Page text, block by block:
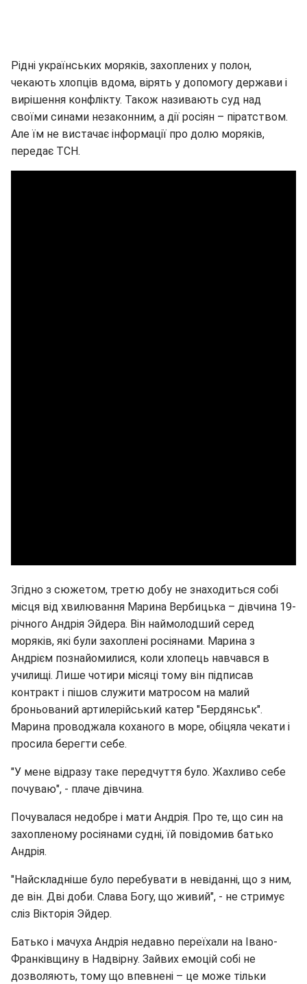
Рідні українських моряків, захоплених у полон,
чекають хлопців вдома, вірять у допомогу держави і
вирішення конфлікту. Також називають суд над
своїми синами незаконним, а дії росіян – піратством.
Але їм не вистачає інформації про долю моряків,
передає ТСН.
Згідно з сюжетом, третю добу не знаходиться собі
місця від хвилювання Марина Вербицька – дівчина 19-
річного Андрія Эйдера. Він наймолодший серед
моряків, які були захоплені росіянами. Марина з
Андрієм познайомилися, коли хлопець навчався в
училищі. Лише чотири місяці тому він підписав
контракт і пішов служити матросом на малий
броньований артилерійський катер "Бердянськ".
Марина проводжала коханого в море, обіцяла чекати і
просила берегти себе.
"У мене відразу таке передчуття було. Жахливо себе
почуваю", - плаче дівчина.
Почувалася недобре і мати Андрія. Про те, що син на
захопленому росіянами судні, їй повідомив батько
Андрія.
"Найскладніше було перебувати в невіданні, що з ним,
де він. Дві доби. Слава Богу, що живий", - не стримує
сліз Вікторія Эйдер.
Батько і мачуха Андрія недавно переїхали на Івано-
Франківщину в Надвірну. Зайвих емоцій собі не
дозволяють, тому що впевнені – це може тільки